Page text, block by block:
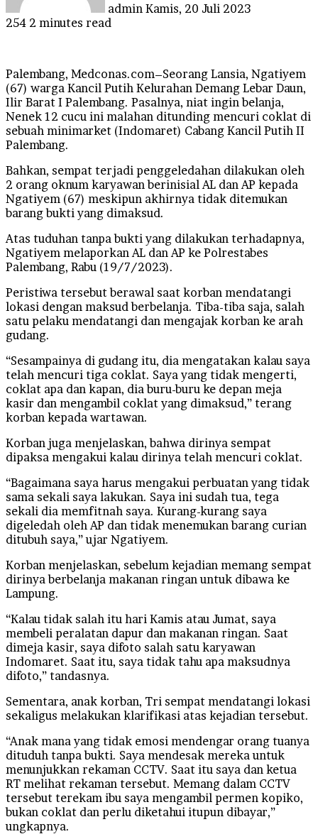
admin Kamis, 20 Juli 2023
254 2 minutes read
Palembang, Medconas.com–Seorang Lansia, Ngatiyem
(67) warga Kancil Putih Kelurahan Demang Lebar Daun,
Ilir Barat I Palembang. Pasalnya, niat ingin belanja,
Nenek 12 cucu ini malahan ditunding mencuri coklat di
sebuah minimarket (Indomaret) Cabang Kancil Putih II
Palembang.
Bahkan, sempat terjadi penggeledahan dilakukan oleh
2 orang oknum karyawan berinisial AL dan AP kepada
Ngatiyem (67) meskipun akhirnya tidak ditemukan
barang bukti yang dimaksud.
Atas tuduhan tanpa bukti yang dilakukan terhadapnya,
Ngatiyem melaporkan AL dan AP ke Polrestabes
Palembang, Rabu (19/7/2023).
Peristiwa tersebut berawal saat korban mendatangi
lokasi dengan maksud berbelanja. Tiba-tiba saja, salah
satu pelaku mendatangi dan mengajak korban ke arah
gudang.
“Sesampainya di gudang itu, dia mengatakan kalau saya
telah mencuri tiga coklat. Saya yang tidak mengerti,
coklat apa dan kapan, dia buru-buru ke depan meja
kasir dan mengambil coklat yang dimaksud,” terang
korban kepada wartawan.
Korban juga menjelaskan, bahwa dirinya sempat
dipaksa mengakui kalau dirinya telah mencuri coklat.
“Bagaimana saya harus mengakui perbuatan yang tidak
sama sekali saya lakukan. Saya ini sudah tua, tega
sekali dia memfitnah saya. Kurang-kurang saya
digeledah oleh AP dan tidak menemukan barang curian
ditubuh saya,” ujar Ngatiyem.
Korban menjelaskan, sebelum kejadian memang sempat
dirinya berbelanja makanan ringan untuk dibawa ke
Lampung.
“Kalau tidak salah itu hari Kamis atau Jumat, saya
membeli peralatan dapur dan makanan ringan. Saat
dimeja kasir, saya difoto salah satu karyawan
Indomaret. Saat itu, saya tidak tahu apa maksudnya
difoto,” tandasnya.
Sementara, anak korban, Tri sempat mendatangi lokasi
sekaligus melakukan klarifikasi atas kejadian tersebut.
“Anak mana yang tidak emosi mendengar orang tuanya
dituduh tanpa bukti. Saya mendesak mereka untuk
menunjukkan rekaman CCTV. Saat itu saya dan ketua
RT melihat rekaman tersebut. Memang dalam CCTV
tersebut terekam ibu saya mengambil permen kopiko,
bukan coklat dan perlu diketahui itupun dibayar,”
ungkapnya.